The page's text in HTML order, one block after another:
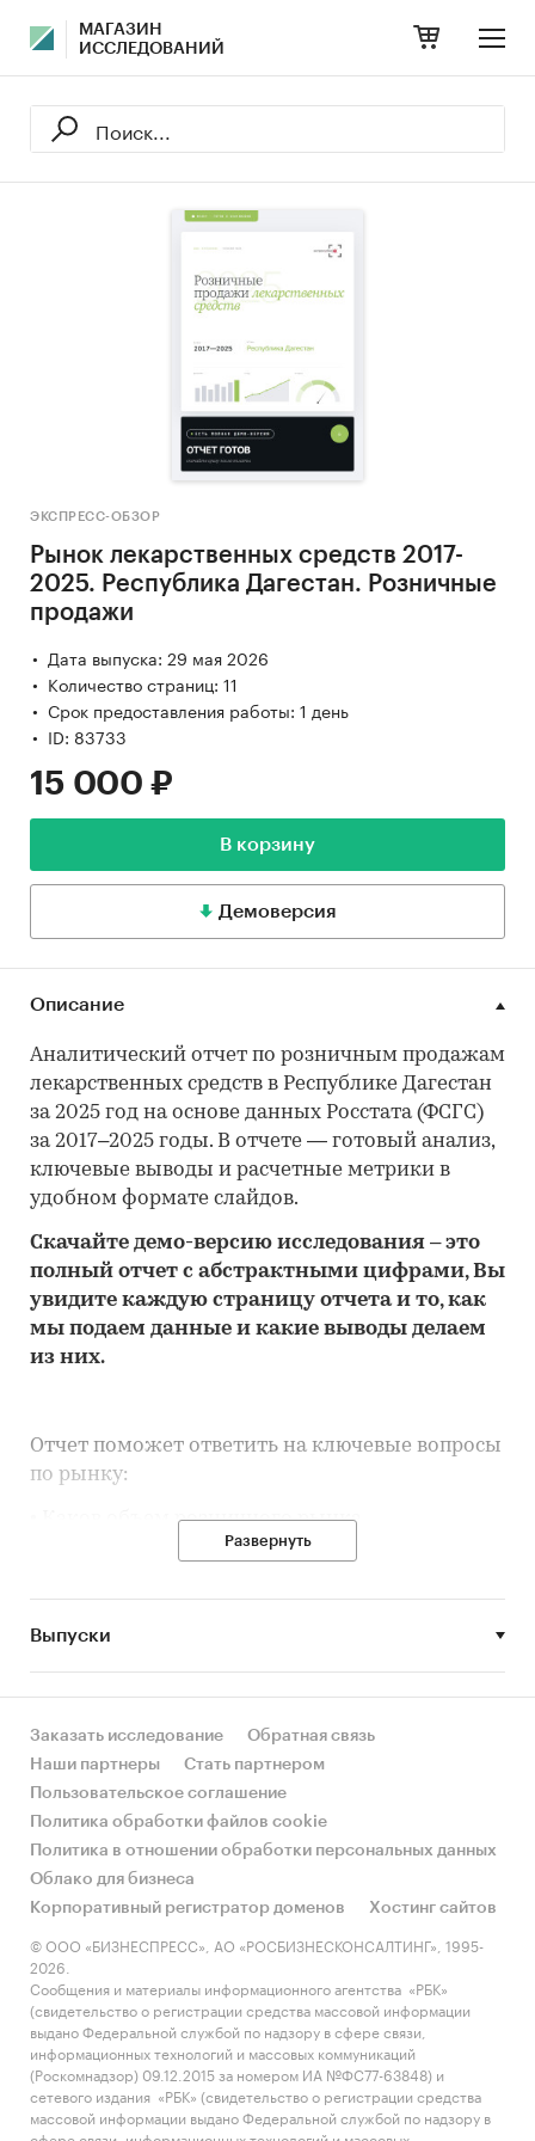
МАГАЗИН
ИССЛЕДОВАНИЙ
ЭКСПРЕСС-ОБЗОР
Рынок лекарственных средств 2017-
2025. Республика Дагестан. Розничные
продажи
Дата выпуска: 29 мая 2026
Количество страниц: 11
Срок предоставления работы: 1 день
ID: 83733
15 000 ₽
В корзину
Демоверсия
Описание
Аналитический отчет по розничным продажам
лекарственных средств в Республике Дагестан
за 2025 год на основе данных Росстата (ФСГС)
за 2017–2025 годы. В отчете — готовый анализ,
ключевые выводы и расчетные метрики в
удобном формате слайдов.
Скачайте демо-версию исследования – это
полный отчет с абстрактными цифрами, Вы
увидите каждую страницу отчета и то,как
мы подаем данные и какие выводы делаем
из них.
Отчет поможет ответить на ключевые вопросы
по рынку:
• Каков объем розничного рынка
лекарственных средств в Республике Дагестан,
регионами России?
• Рынок растет или снижается? Если растет, то
за счет реального спроса или за счет
динамикой других регионов?
• Какое место регион занимает в России и в
своем федеральном округе по объему продаж
и по продажам на душу населения?
• К какому сегменту можно отнести рынок по
размеру и темпом роста (малый/крупный, с
опережающей динамикой/с отстающей
динамикой) в стратегической перспективе и в
текущей ситуации? Меняются ли позиции
региона с течением времени?
• Насколько рынок насыщен и какой у региона
потенциал роста, если сравнить его с
регионами со схожими доходами, со схожей
Развернуть
Выпуски
Заказать исследование
Обратная связь
Наши партнеры
Стать партнером
Пользовательское соглашение
Политика обработки файлов cookie
Политика в отношении обработки персональных данных
Облако для бизнеса
Корпоративный регистратор доменов
Хостинг сайтов
© ООО «БИЗНЕСПРЕСС», АО «РОСБИЗНЕСКОНСАЛТИНГ», 1995-
2026.
Сообщения и материалы информационного агентства «РБК»
(свидетельство о регистрации средства массовой информации
выдано Федеральной службой по надзору в сфере связи,
информационных технологий и массовых коммуникаций
(Роскомнадзор) 09.12.2015 за номером ИА №ФС77-63848) и
сетевого издания «РБК» (свидетельство о регистрации средства
массовой информации выдано Федеральной службой по надзору в